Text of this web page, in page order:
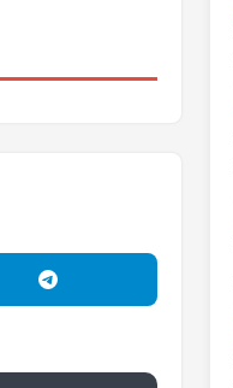
Telegram'da Paylaş